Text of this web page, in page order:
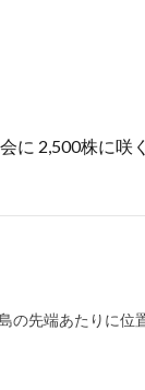
に 2,500株に咲
の先端あたりに位